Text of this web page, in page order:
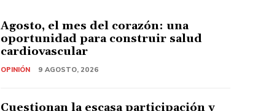
Agosto, el mes del corazón: una
oportunidad para construir salud
cardiovascular
OPINIÓN 9 AGOSTO, 2026
Cuestionan la escasa participación y